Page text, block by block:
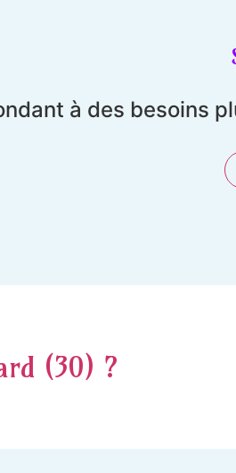
à des besoins
(30) ?